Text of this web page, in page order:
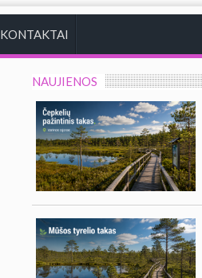
KONTAKTAI
NAUJIENOS